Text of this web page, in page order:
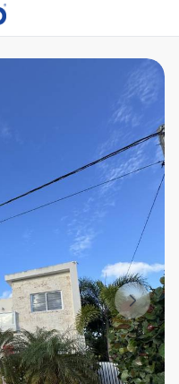
2 niveles en